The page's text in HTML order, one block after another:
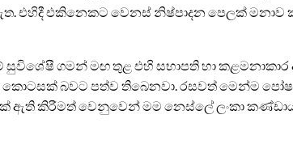
එහිදී එකිනෙකට වෙනස් නිෂ්පාදන පෙලක්
ගමන් මඟ තුළ එහි සභාපති හා කළමනාකාර
කොටසක් බවට පත්ව තිබෙනවා. රසවත් මෙන්ම
ඇති කිරීමත් වෙනුවෙන් මම නෙස්ලේ ලංකා